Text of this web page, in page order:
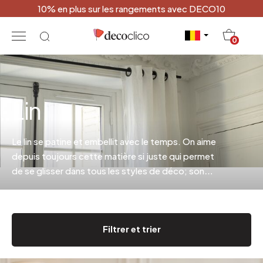
10% en plus sur les rangements avec DECO10
0
Lin
Le lin se patine et embellit avec le temps. On aime
depuis toujours cette matière si juste qui permet
de se glisser dans tous les styles de déco; son
Filtrer et trier